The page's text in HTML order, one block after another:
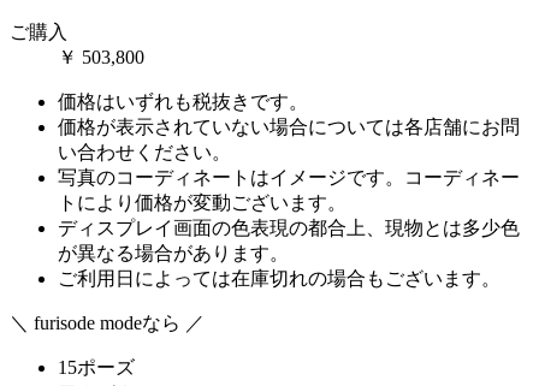
ご購入
￥ 503,800
価格はいずれも税抜きです。
価格が表示されていない場合については各店舗にお問
い合わせください。
写真のコーディネートはイメージです。コーディネー
トにより価格が変動ございます。
ディスプレイ画面の色表現の都合上、現物とは多少色
が異なる場合があります。
ご利用日によっては在庫切れの場合もございます。
＼ furisode modeなら ／
15ポーズ